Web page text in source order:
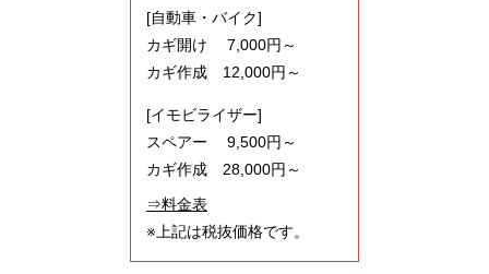
[自動車・バイク]
カギ開け 7,000円～
カギ作成 12,000円～
[イモビライザー]
スペアー 9,500円～
カギ作成 28,000円～
⇒料金表
※上記は税抜価格です。